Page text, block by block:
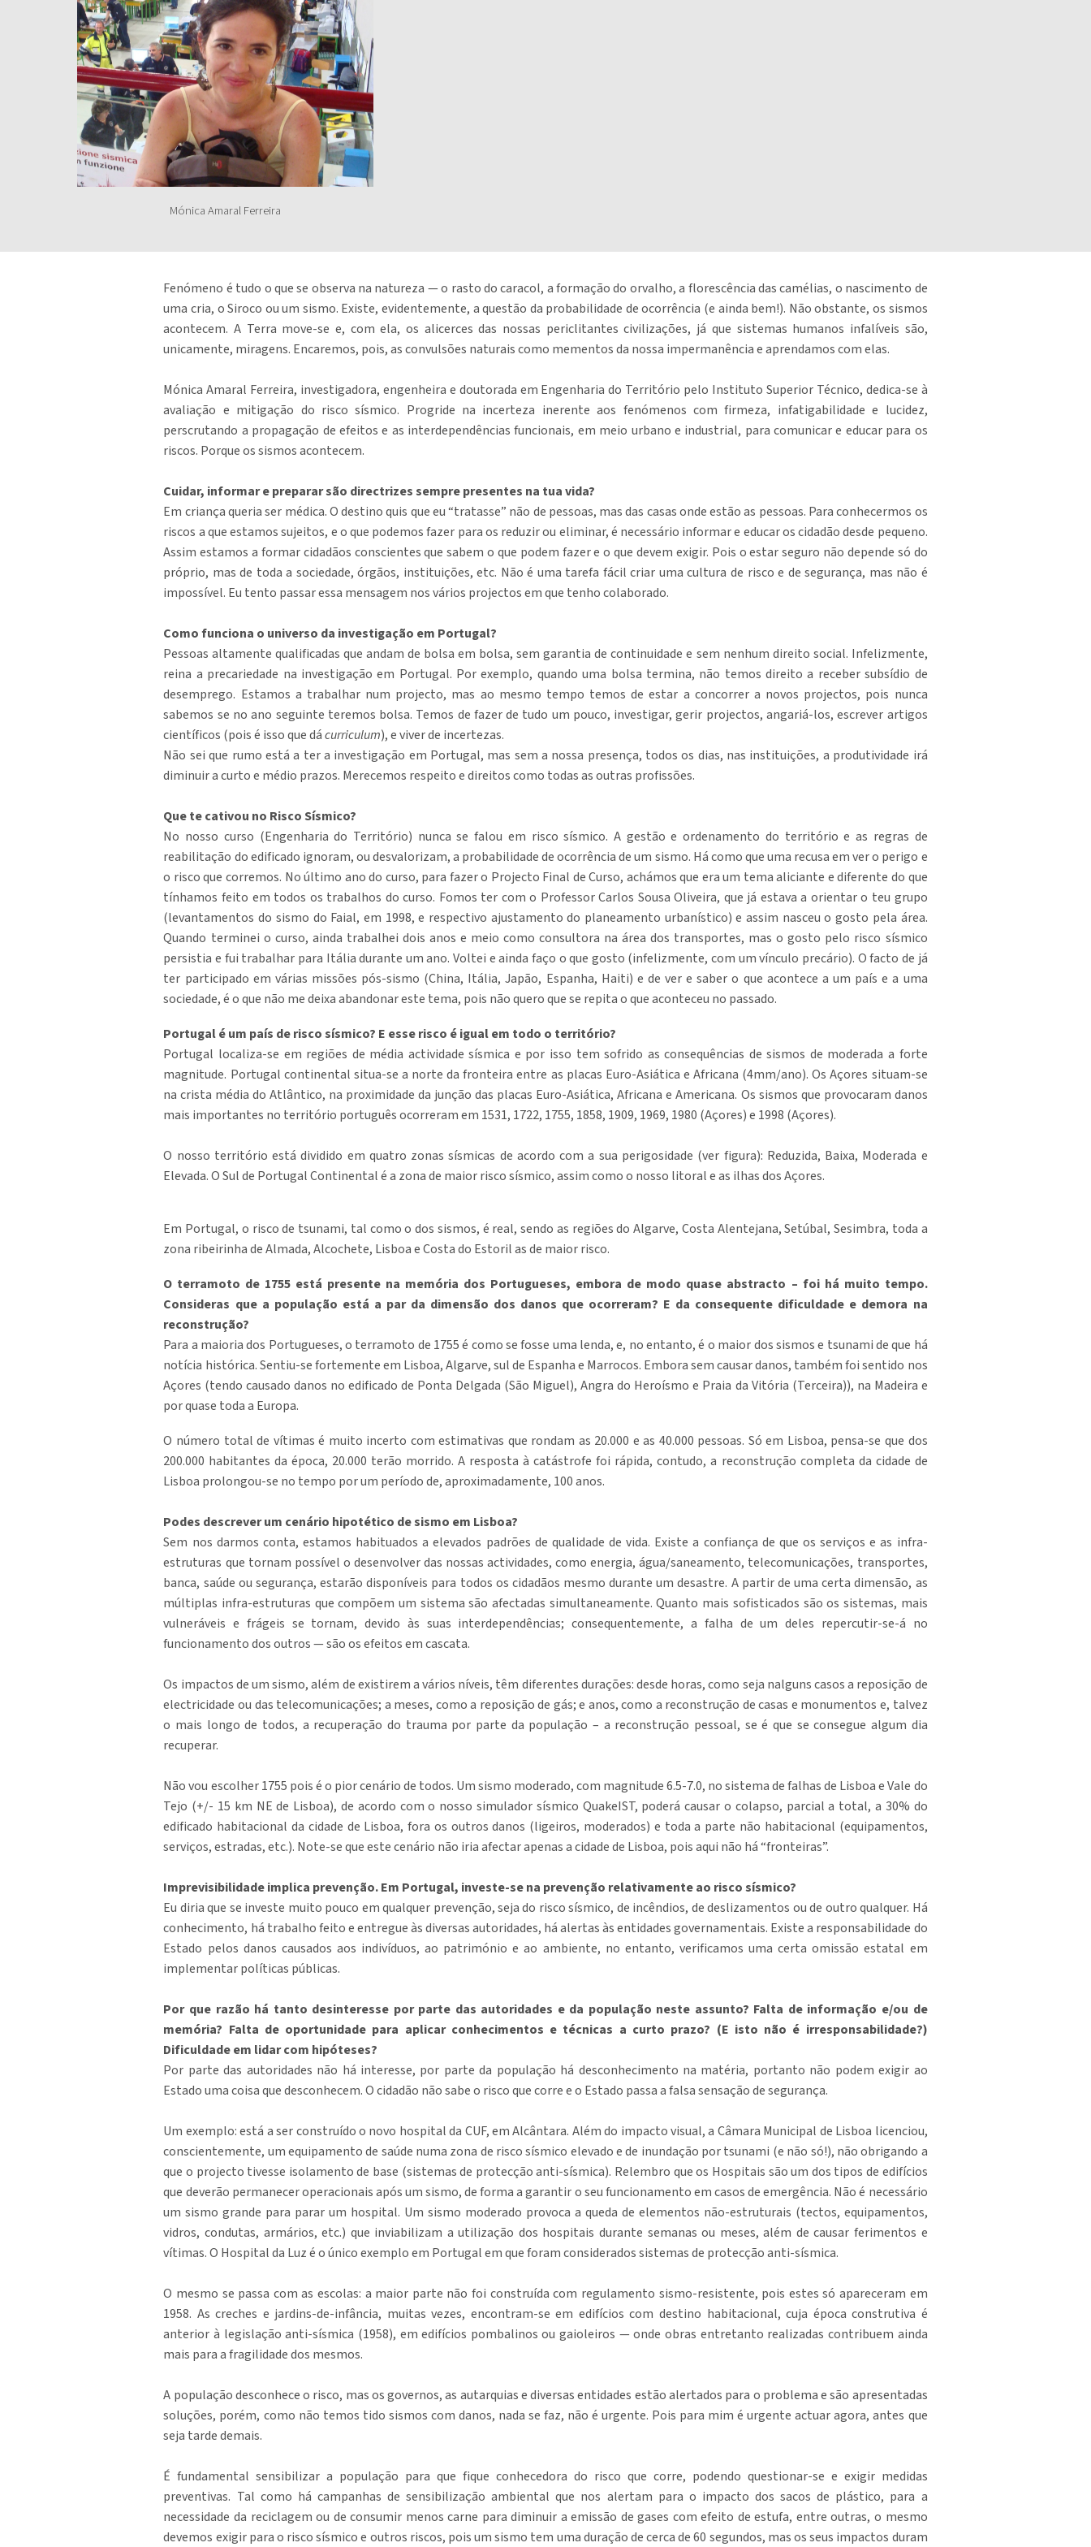
Mónica Amaral Ferreira
Fenómeno é tudo o que se observa na natureza — o rasto do caracol, a formação do orvalho, a florescência das camélias, o nascimento de
uma cria, o Siroco ou um sismo. Existe, evidentemente, a questão da probabilidade de ocorrência (e ainda bem!). Não obstante, os sismos
acontecem. A Terra move-se e, com ela, os alicerces das nossas periclitantes civilizações, já que sistemas humanos infalíveis são,
unicamente, miragens. Encaremos, pois, as convulsões naturais como mementos da nossa impermanência e aprendamos com elas.
Mónica Amaral Ferreira, investigadora, engenheira e doutorada em Engenharia do Território pelo Instituto Superior Técnico, dedica-se à
avaliação e mitigação do risco sísmico. Progride na incerteza inerente aos fenómenos com firmeza, infatigabilidade e lucidez,
perscrutando a propagação de efeitos e as interdependências funcionais, em meio urbano e industrial, para comunicar e educar para os
riscos. Porque os sismos acontecem.
Cuidar, informar e preparar são directrizes sempre presentes na tua vida?
Em criança queria ser médica. O destino quis que eu “tratasse” não de pessoas, mas das casas onde estão as pessoas. Para conhecermos os
riscos a que estamos sujeitos, e o que podemos fazer para os reduzir ou eliminar, é necessário informar e educar os cidadão desde pequeno.
Assim estamos a formar cidadãos conscientes que sabem o que podem fazer e o que devem exigir. Pois o estar seguro não depende só do
próprio, mas de toda a sociedade, órgãos, instituições, etc. Não é uma tarefa fácil criar uma cultura de risco e de segurança, mas não é
impossível. Eu tento passar essa mensagem nos vários projectos em que tenho colaborado.
Como funciona o universo da investigação em Portugal?
Pessoas altamente qualificadas que andam de bolsa em bolsa, sem garantia de continuidade e sem nenhum direito social. Infelizmente,
reina a precariedade na investigação em Portugal. Por exemplo, quando uma bolsa termina, não temos direito a receber subsídio de
desemprego. Estamos a trabalhar num projecto, mas ao mesmo tempo temos de estar a concorrer a novos projectos, pois nunca
sabemos se no ano seguinte teremos bolsa. Temos de fazer de tudo um pouco, investigar, gerir projectos, angariá-los, escrever artigos
científicos (pois é isso que dácurriculum), e viver de incertezas.
Não sei que rumo está a ter a investigação em Portugal, mas sem a nossa presença, todos os dias, nas instituições, a produtividade irá
diminuir a curto e médio prazos. Merecemos respeito e direitos como todas as outras profissões.
Que te cativou no Risco Sísmico?
No nosso curso (Engenharia do Território) nunca se falou em risco sísmico. A gestão e ordenamento do território e as regras de
reabilitação do edificado ignoram, ou desvalorizam, a probabilidade de ocorrência de um sismo. Há como que uma recusa em ver o perigo e
o risco que corremos. No último ano do curso, para fazer o Projecto Final de Curso, achámos que era um tema aliciante e diferente do que
tínhamos feito em todos os trabalhos do curso. Fomos ter com o Professor Carlos Sousa Oliveira, que já estava a orientar o teu grupo
(levantamentos do sismo do Faial, em 1998, e respectivo ajustamento do planeamento urbanístico) e assim nasceu o gosto pela área.
Quando terminei o curso, ainda trabalhei dois anos e meio como consultora na área dos transportes, mas o gosto pelo risco sísmico
persistia e fui trabalhar para Itália durante um ano. Voltei e ainda faço o que gosto (infelizmente, com um vínculo precário). O facto de já
ter participado em várias missões pós-sismo (China, Itália, Japão, Espanha, Haiti) e de ver e saber o que acontece a um país e a uma
sociedade, é o que não me deixa abandonar este tema, pois não quero que se repita o que aconteceu no passado.
Portugal é um país de risco sísmico? E esse risco é igual em todo o território?
Portugal localiza-se em regiões de média actividade sísmica e por isso tem sofrido as consequências de sismos de moderada a forte
magnitude. Portugal continental situa-se a norte da fronteira entre as placas Euro-Asiática e Africana (4mm/ano). Os Açores situam-se
na crista média do Atlântico, na proximidade da junção das placas Euro-Asiática, Africana e Americana. Os sismos que provocaram danos
mais importantes no território português ocorreram em 1531, 1722, 1755, 1858, 1909, 1969, 1980 (Açores) e 1998 (Açores).
O nosso território está dividido em quatro zonas sísmicas de acordo com a sua perigosidade (ver figura): Reduzida, Baixa, Moderada e
Elevada. O Sul de Portugal Continental é a zona de maior risco sísmico, assim como o nosso litoral e as ilhas dos Açores.
Em Portugal, o risco de tsunami, tal como o dos sismos, é real, sendo as regiões do Algarve, Costa Alentejana, Setúbal, Sesimbra, toda a
zona ribeirinha de Almada, Alcochete, Lisboa e Costa do Estoril as de maior risco.
O terramoto de 1755 está presente na memória dos Portugueses, embora de modo quase abstracto – foi há muito tempo.
Consideras que a população está a par da dimensão dos danos que ocorreram? E da consequente dificuldade e demora na
reconstrução?
Para a maioria dos Portugueses, o terramoto de 1755 é como se fosse uma lenda, e, no entanto, é o maior dos sismos e tsunami de que há
notícia histórica. Sentiu-se fortemente em Lisboa, Algarve, sul de Espanha e Marrocos. Embora sem causar danos, também foi sentido nos
Açores (tendo causado danos no edificado de Ponta Delgada (São Miguel), Angra do Heroísmo e Praia da Vitória (Terceira)), na Madeira e
por quase toda a Europa.
O número total de vítimas é muito incerto com estimativas que rondam as 20.000 e as 40.000 pessoas. Só em Lisboa, pensa-se que dos
200.000 habitantes da época, 20.000 terão morrido. A resposta à catástrofe foi rápida, contudo, a reconstrução completa da cidade de
Lisboa prolongou-se no tempo por um período de, aproximadamente, 100 anos.
Podes descrever um cenário hipotético de sismo em Lisboa?
Sem nos darmos conta, estamos habituados a elevados padrões de qualidade de vida. Existe a confiança de que os serviços e as infra-
estruturas que tornam possível o desenvolver das nossas actividades, como energia, água/saneamento, telecomunicações, transportes,
banca, saúde ou segurança, estarão disponíveis para todos os cidadãos mesmo durante um desastre. A partir de uma certa dimensão, as
múltiplas infra-estruturas que compõem um sistema são afectadas simultaneamente. Quanto mais sofisticados são os sistemas, mais
vulneráveis e frágeis se tornam, devido às suas interdependências; consequentemente, a falha de um deles repercutir-se-á no
funcionamento dos outros — são os efeitos em cascata.
Os impactos de um sismo, além de existirem a vários níveis, têm diferentes durações: desde horas, como seja nalguns casos a reposição de
electricidade ou das telecomunicações; a meses, como a reposição de gás; e anos, como a reconstrução de casas e monumentos e, talvez
o mais longo de todos, a recuperação do trauma por parte da população – a reconstrução pessoal, se é que se consegue algum dia
recuperar.
Não vou escolher 1755 pois é o pior cenário de todos. Um sismo moderado, com magnitude 6.5-7.0, no sistema de falhas de Lisboa e Vale do
Tejo (+/- 15 km NE de Lisboa), de acordo com o nosso simulador sísmico QuakeIST, poderá causar o colapso, parcial a total, a 30% do
edificado habitacional da cidade de Lisboa, fora os outros danos (ligeiros, moderados) e toda a parte não habitacional (equipamentos,
serviços, estradas, etc.). Note-se que este cenário não iria afectar apenas a cidade de Lisboa, pois aqui não há “fronteiras”.
Imprevisibilidade implica prevenção. Em Portugal, investe-se na prevenção relativamente ao risco sísmico?
Eu diria que se investe muito pouco em qualquer prevenção, seja do risco sísmico, de incêndios, de deslizamentos ou de outro qualquer. Há
conhecimento, há trabalho feito e entregue às diversas autoridades, há alertas às entidades governamentais. Existe a responsabilidade do
Estado pelos danos causados aos indivíduos, ao património e ao ambiente, no entanto, verificamos uma certa omissão estatal em
implementar políticas públicas.
Por que razão há tanto desinteresse por parte das autoridades e da população neste assunto? Falta de informação e/ou de
memória? Falta de oportunidade para aplicar conhecimentos e técnicas a curto prazo? (E isto não é irresponsabilidade?)
Dificuldade em lidar com hipóteses?
Por parte das autoridades não há interesse, por parte da população há desconhecimento na matéria, portanto não podem exigir ao
Estado uma coisa que desconhecem. O cidadão não sabe o risco que corre e o Estado passa a falsa sensação de segurança.
Um exemplo: está a ser construído o novo hospital da CUF, em Alcântara. Além do impacto visual, a Câmara Municipal de Lisboa licenciou,
conscientemente, um equipamento de saúde numa zona de risco sísmico elevado e de inundação por tsunami (e não só!), não obrigando a
que o projecto tivesse isolamento de base (sistemas de protecção anti-sísmica). Relembro que os Hospitais são um dos tipos de edifícios
que deverão permanecer operacionais após um sismo, de forma a garantir o seu funcionamento em casos de emergência. Não é necessário
um sismo grande para parar um hospital. Um sismo moderado provoca a queda de elementos não-estruturais (tectos, equipamentos,
vidros, condutas, armários, etc.) que inviabilizam a utilização dos hospitais durante semanas ou meses, além de causar ferimentos e
vítimas. O Hospital da Luz é o único exemplo em Portugal em que foram considerados sistemas de protecção anti-sísmica.
O mesmo se passa com as escolas: a maior parte não foi construída com regulamento sismo-resistente, pois estes só apareceram em
1958. As creches e jardins-de-infância, muitas vezes, encontram-se em edifícios com destino habitacional, cuja época construtiva é
anterior à legislação anti-sísmica (1958), em edifícios pombalinos ou gaioleiros — onde obras entretanto realizadas contribuem ainda
mais para a fragilidade dos mesmos.
A população desconhece o risco, mas os governos, as autarquias e diversas entidades estão alertados para o problema e são apresentadas
soluções, porém, como não temos tido sismos com danos, nada se faz, não é urgente. Pois para mim é urgente actuar agora, antes que
seja tarde demais.
É fundamental sensibilizar a população para que fique conhecedora do risco que corre, podendo questionar-se e exigir medidas
preventivas. Tal como há campanhas de sensibilização ambiental que nos alertam para o impacto dos sacos de plástico, para a
necessidade da reciclagem ou de consumir menos carne para diminuir a emissão de gases com efeito de estufa, entre outras, o mesmo
devemos exigir para o risco sísmico e outros riscos, pois um sismo tem uma duração de cerca de 60 segundos, mas os seus impactos duram